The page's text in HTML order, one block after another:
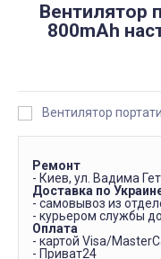
Вентилятор
800mAh
Ремонт
- Киев, ул. Вадима
Доставка по
- самовывоз из
- курьером службы
Оплата
- картой Visa/
- Приват24